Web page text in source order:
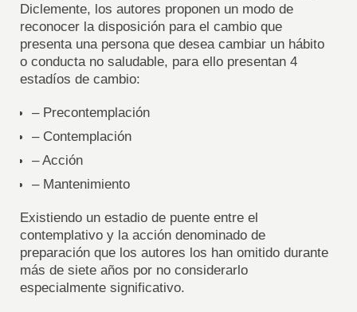
Diclemente, los autores proponen un modo de
reconocer la disposición para el cambio que
presenta una persona que desea cambiar un hábito
o conducta no saludable, para ello presentan 4
estadíos de cambio:
– Precontemplación
– Contemplación
– Acción
– Mantenimiento
Existiendo un estadio de puente entre el
contemplativo y la acción denominado de
preparación que los autores los han omitido durante
más de siete años por no considerarlo
especialmente significativo.